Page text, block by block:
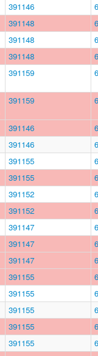
391146
391148
391148
391148
391159
391159
391146
391146
391155
391155
391152
391152
391147
391147
391147
391155
391155
391155
391155
391155